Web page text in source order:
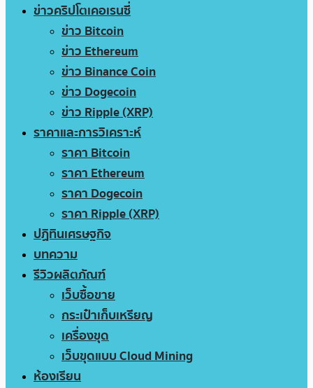
ข่าวคริปโตเคอเรนซี่
ข่าว Bitcoin
ข่าว Ethereum
ข่าว Binance Coin
ข่าว Dogecoin
ข่าว Ripple (XRP)
ราคาและการวิเคราะห์
ราคา Bitcoin
ราคา Ethereum
ราคา Dogecoin
ราคา Ripple (XRP)
ปฏิทินเศรษฐกิจ
บทความ
รีวิวผลิตภัณฑ์
เว็บซื้อขาย
กระเป๋าเก็บเหรียญ
เครื่องขุด
เว็บขุดแบบ Cloud Mining
ห้องเรียน